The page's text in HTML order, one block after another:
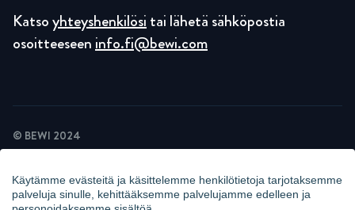
Käytämme evästeitä ja käsittelemme henkilötietoja tarjotaksemme
palveluja sinulle, kehittääksemme palvelujamme edelleen ja
Katsoyhteyshenkilösitai lähetä sähköpostia
osoitteeseeninfo.fi@bewi.com
© BEWI 2024
TIETOSUOJASELOSTE
UUTISKIRJEIDEN TIETOSUOJAKÄYTÄNTÖ
KAMERAVALVONTAILMOITUS